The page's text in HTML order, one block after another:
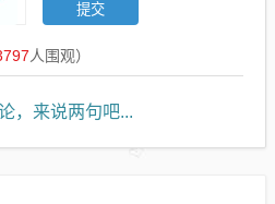
人围观）
，来说两句吧...